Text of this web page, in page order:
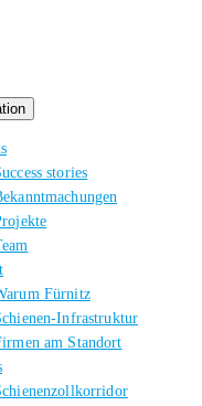
stories
Fürnitz
Infrastruktur
am Standort